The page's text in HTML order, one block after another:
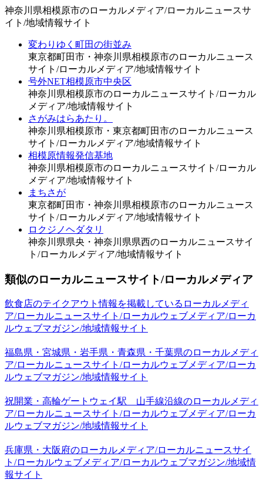
神奈川県相模原市のローカルメディア/ローカルニュースサ
イト/地域情報サイト
変わりゆく町田の街並み
東京都町田市・神奈川県相模原市のローカルニュース
サイト/ローカルメディア/地域情報サイト
号外NET相模原市中央区
神奈川県相模原市のローカルニュースサイト/ローカル
メディア/地域情報サイト
さがみはらあたり。
神奈川県相模原市・東京都町田市のローカルニュース
サイト/ローカルメディア/地域情報サイト
相模原情報発信基地
神奈川県相模原市のローカルニュースサイト/ローカル
メディア/地域情報サイト
まちさが
東京都町田市・神奈川県相模原市のローカルニュース
サイト/ローカルメディア/地域情報サイト
ロクジノヘダタリ
神奈川県県央・神奈川県県西のローカルニュースサイ
ト/ローカルメディア/地域情報サイト
類似のローカルニュースサイト/ローカルメディア
飲食店のテイクアウト情報を掲載しているローカルメディ
ア/ローカルニュースサイト/ローカルウェブメディア/ローカ
ルウェブマガジン/地域情報サイト
福島県・宮城県・岩手県・青森県・千葉県のローカルメディ
ア/ローカルニュースサイト/ローカルウェブメディア/ローカ
ルウェブマガジン/地域情報サイト
祝開業・高輪ゲートウェイ駅 山手線沿線のローカルメディ
ア/ローカルニュースサイト/ローカルウェブメディア/ローカ
ルウェブマガジン/地域情報サイト
兵庫県・大阪府のローカルメディア/ローカルニュースサイ
ト/ローカルウェブメディア/ローカルウェブマガジン/地域情
報サイト